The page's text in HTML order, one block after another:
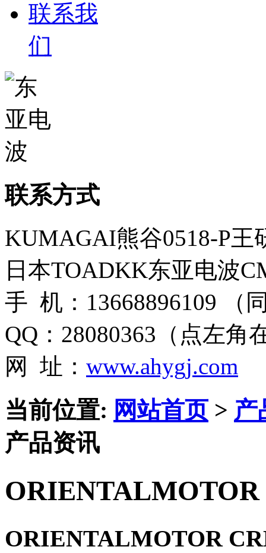
联系我
们
联系方式
KUMAGAI熊谷0518-P王
日本TOADKK东亚电波
手 机：13668896109 （
QQ：28080363（点左角
网 址： www.ahygj.com
当前位置: 网站首页> 产
产品资讯
ORIENTALMOTOR
ORIENTALMOTOR